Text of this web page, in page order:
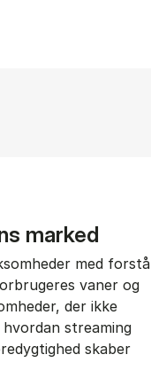
marked
med forstå
vaner og
der ikke
streaming
skaber